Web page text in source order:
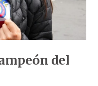
del